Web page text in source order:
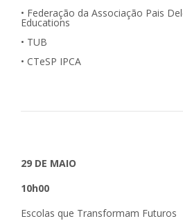
• Federação da Associação Pais
Educations
• TUB
• CTeSP IPCA
29 DE MAIO
10h00
Escolas que Transformam Futuros